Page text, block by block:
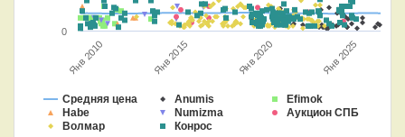
Средняя цена Anumis
Efimok
Habe
Numizma
Аукцион СПБ
Волмар
Конрос
Янв 2010 Янв 2015 Янв 2020 Янв 2025
0